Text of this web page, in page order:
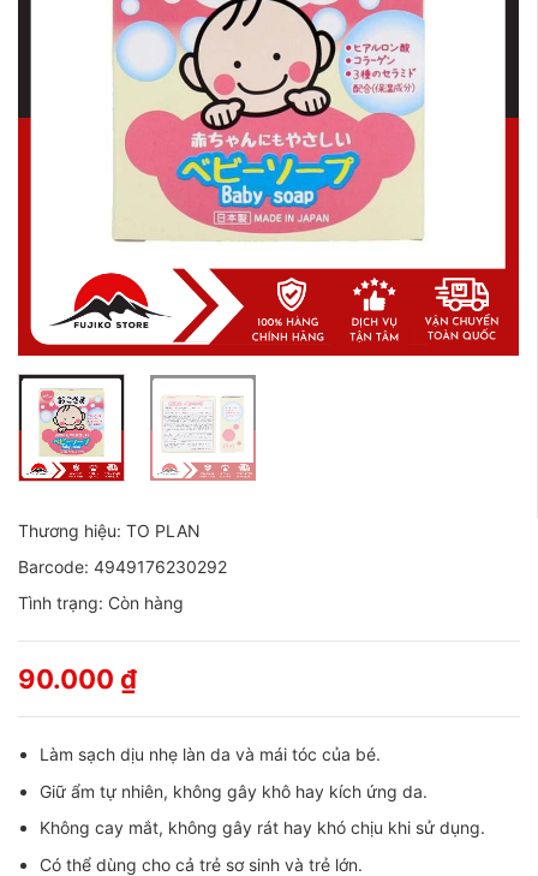
Thương hiệu: TO PLAN
Barcode: 4949176230292
Tình trạng: Còn hàng
90.000 ₫
Làm sạch dịu nhẹ làn da và mái tóc của bé.
Giữ ẩm tự nhiên, không gây khô hay kích ứng da.
Không cay mắt, không gây rát hay khó chịu khi sử dụng.
Có thể dùng cho cả trẻ sơ sinh và trẻ lớn.